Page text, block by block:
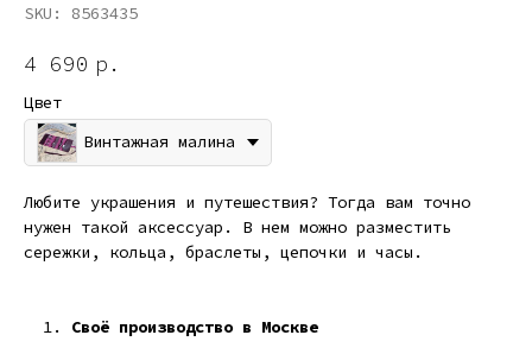
SKU: 8563435
4 690 р.
Цвет
Винтажная малина
Любите украшения и путешествия? Тогда вам точно
нужен такой аксессуар. В нем можно разместить
сережки, кольца, браслеты, цепочки и часы.
Своё производство в Москве